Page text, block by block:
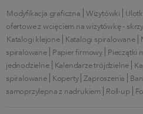
Modyfikacja graficzna Wizytówki
ofertowe z wcięciem na wizytówkę -
Katalogi klejone
Katalogi spiralowane
spiralowane
Papier firmowy Pieczątki
jednodzielne
Kalendarze trójdzielne
spiralowane
Koperty Zaproszenia
samoprzylepna z nadrukiem
Roll-up